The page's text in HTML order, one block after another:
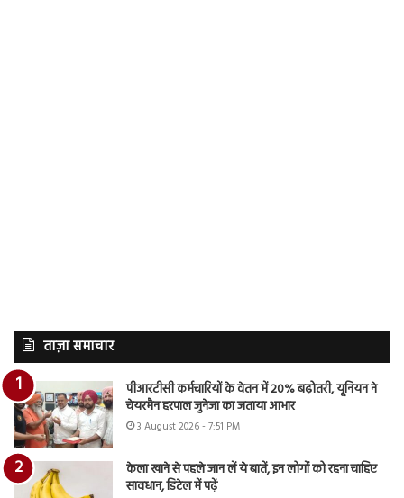
ताज़ा समाचार
पीआरटीसी कर्मचारियों के वेतन में 20% बढ़ोतरी, यूनियन ने
चेयरमैन हरपाल जुनेजा का जताया आभार
3 August 2026 - 7:51 PM
केला खाने से पहले जान लें ये बातें, इन लोगों को रहना चाहिए
सावधान, डिटेल में पढ़ें